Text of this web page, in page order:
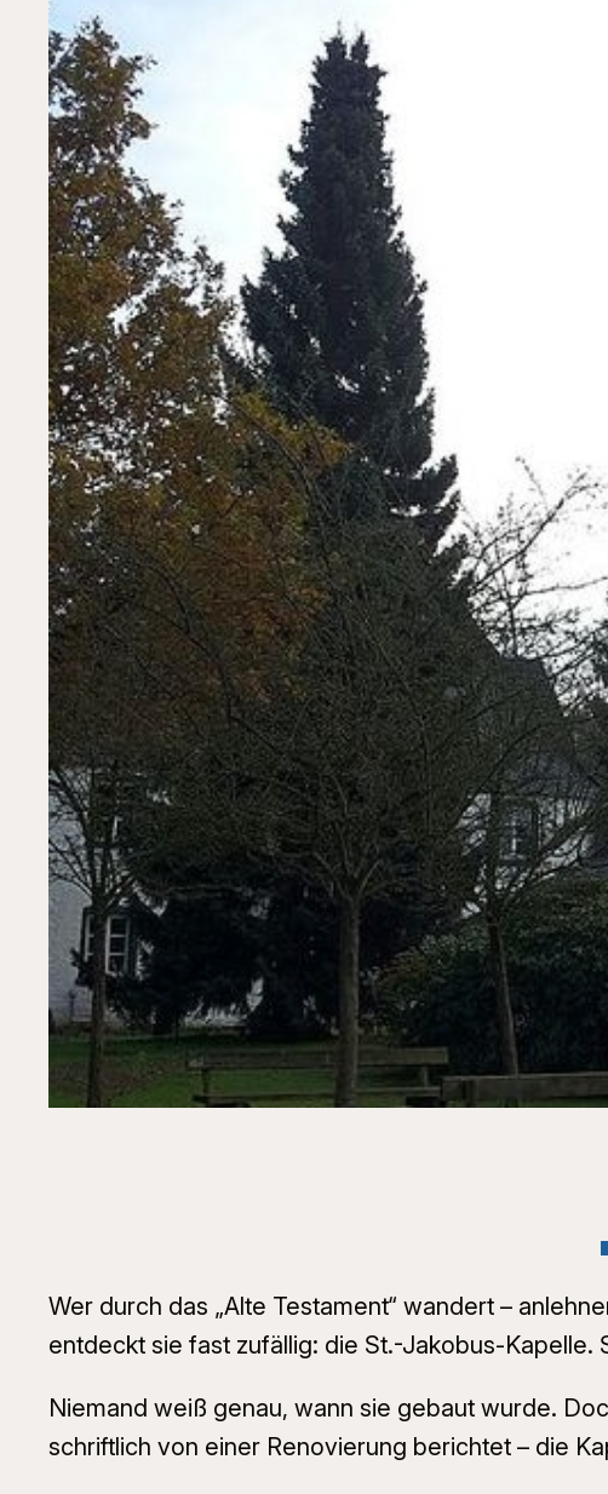
Wer durch das „Alte Testament“ wandert –
entdeckt sie fast zufällig: die St.-Jakobus-
Niemand weiß genau, wann sie gebaut wurde.
schriftlich von einer Renovierung berichtet – die